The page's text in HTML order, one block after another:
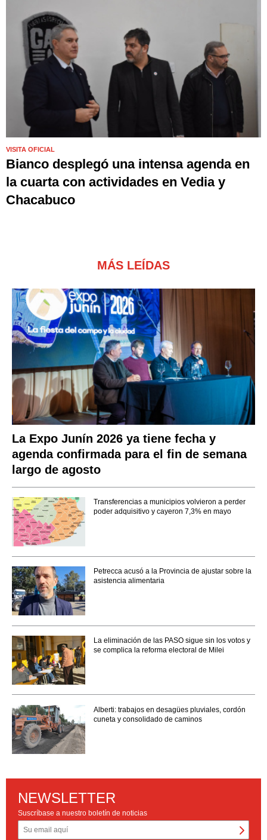
VISITA OFICIAL
Bianco desplegó una intensa agenda en
la cuarta con actividades en Vedia y
Chacabuco
MÁS LEÍDAS
La Expo Junín 2026 ya tiene fecha y
agenda confirmada para el fin de semana
largo de agosto
Transferencias a municipios volvieron a perder
poder adquisitivo y cayeron 7,3% en mayo
Petrecca acusó a la Provincia de ajustar sobre la
asistencia alimentaria
La eliminación de las PASO sigue sin los votos y
se complica la reforma electoral de Milei
Alberti: trabajos en desagües pluviales, cordón
cuneta y consolidado de caminos
NEWSLETTER
Suscríbase a nuestro boletín de noticias